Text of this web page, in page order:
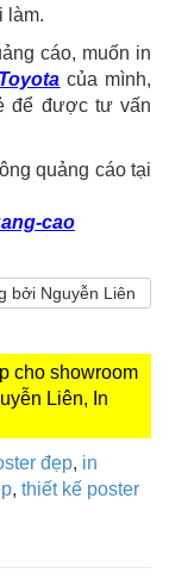
làm.
cáo, muốn in
của mình,
để được tư vấn
quảng cáo tại
cao
bởi Nguyễn Liên
cho showroom
Liên, In
đẹp, in
, thiết kế poster